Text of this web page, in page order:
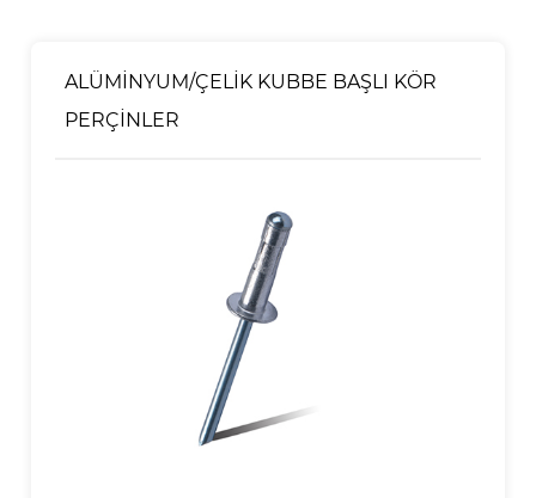
ALÜMİNYUM/ÇELİK KUBBE BAŞLI KÖR
PERÇİNLER